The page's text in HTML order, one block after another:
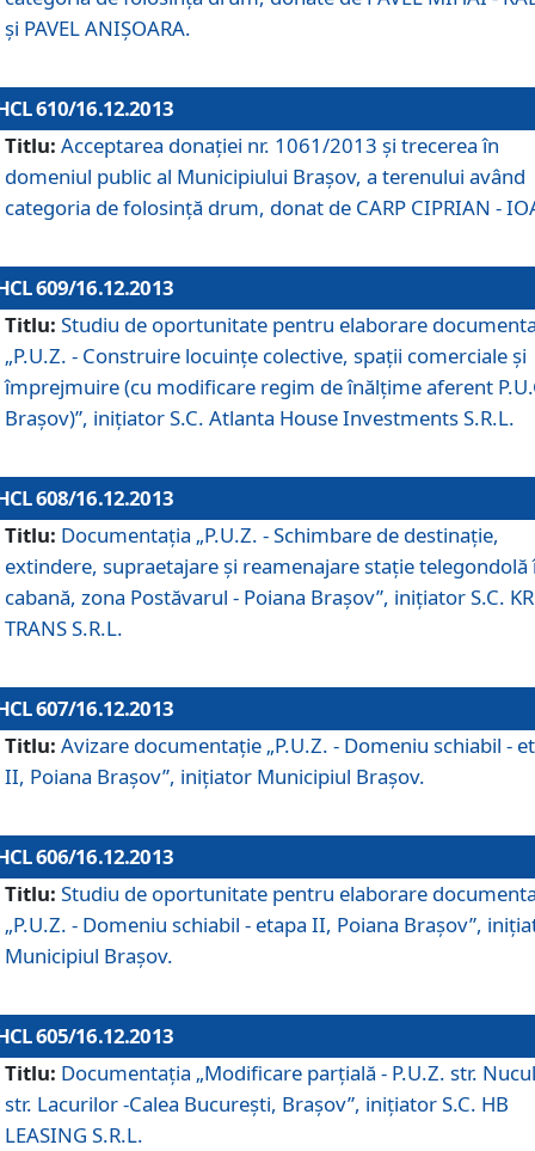
şi PAVEL ANIŞOARA.
610/16.12.2013
Titlu: Acceptarea donaţiei nr. 1061/2013 şi trecerea în
domeniul public al Municipiului Braşov, a terenului având
categoria de folosinţă drum, donat de CARP CIPRIAN -
609/16.12.2013
Titlu: Studiu de oportunitate pentru elaborare
„P.U.Z. - Construire locuinţe colective, spaţii comerciale şi
împrejmuire (cu modificare regim de înălţime aferent
Braşov)”, iniţiator S.C. Atlanta House Investments S.R.L.
608/16.12.2013
Titlu: Documentaţia „P.U.Z. - Schimbare de destinaţie,
extindere, supraetajare şi reamenajare staţie telegondolă
cabană, zona Postăvarul - Poiana Braşov”, iniţiator S.C.
TRANS S.R.L.
607/16.12.2013
Titlu: Avizare documentaţie „P.U.Z. - Domeniu schiabil -
II, Poiana Braşov”, iniţiator Municipiul Braşov.
606/16.12.2013
Titlu: Studiu de oportunitate pentru elaborare
„P.U.Z. - Domeniu schiabil - etapa II, Poiana Braşov”,
Municipiul Braşov.
605/16.12.2013
Titlu: Documentaţia „Modificare parţială - P.U.Z. str.
str. Lacurilor -Calea Bucureşti, Braşov”, iniţiator S.C. HB
LEASING S.R.L.